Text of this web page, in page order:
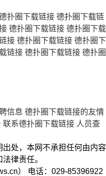
扑圈下载链接 德扑圈下载链
德扑圈下载链接 德扑圈下载
接 德扑圈下载链接 德扑圈下
链接 德扑圈下载链接 德扑圈
信息 德扑圈下载链接的友情
联系德扑圈下载链接 人员查
处，本网不承担任何由内容
律责任。
） 电话：029-85396922